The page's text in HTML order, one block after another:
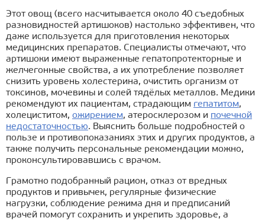
Этот овощ (всего насчитывается около 40 съедобных
разновидностей артишоков) настолько эффективен, что
даже используется для приготовления некоторых
медицинских препаратов. Специалисты отмечают, что
артишоки имеют выраженные гепатопротекторные и
желчегонные свойства, а их употребление позволяет
снизить уровень холестерина, очистить организм от
токсинов, мочевины и солей тядёлых металлов. Медики
рекомендуют их пациентам, страдающим гепатитом,
холециститом, ожирением, атеросклерозом и почечной
недостаточностью. Выяснить больше подробностей о
пользе и противопоказаниях этих и других продуктов, а
также получить персональные рекомендации можно,
проконсультировавшись с врачом.
Грамотно подобранный рацион, отказ от вредных
продуктов и привычек, регулярные физические
нагрузки, соблюдение режима дня и предписаний
врачей помогут сохранить и укрепить здоровье, а